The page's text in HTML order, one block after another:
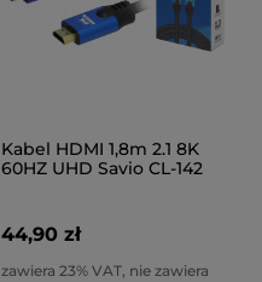
Kabel HDMI 1,8m 2.1 8K
60HZ UHD Savio CL-142
44,90 zł
zawiera 23% VAT, nie zawiera